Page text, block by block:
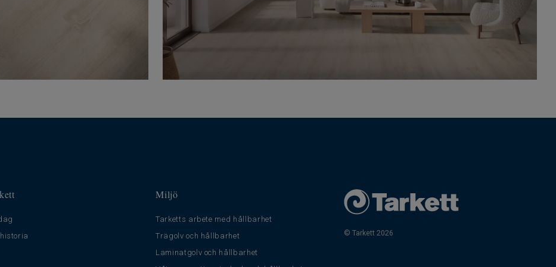
Miljö
Tarketts arbete med hållbarhet
Trägolv och hållbarhet
Laminatgolv och hållbarhet
© Tarkett 2026